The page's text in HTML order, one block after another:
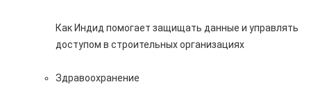
Как Индид помогает защищать данные и управлять
доступом в строительных организациях
Здравоохранение